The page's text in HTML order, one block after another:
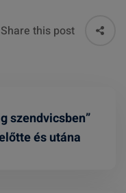
Share this post
szendvicsben”
és utána